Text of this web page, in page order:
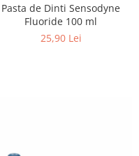
Pasta de Dinti Sensodyne
Fluoride 100 ml
25,90 Lei